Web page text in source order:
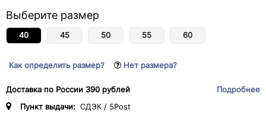
Выберите размер
40 45 50 55 60
Как определить размер? Нет размера?
Доставка по России 390 рублей
Подробнее
Пункт выдачи: СДЭК / 5Post